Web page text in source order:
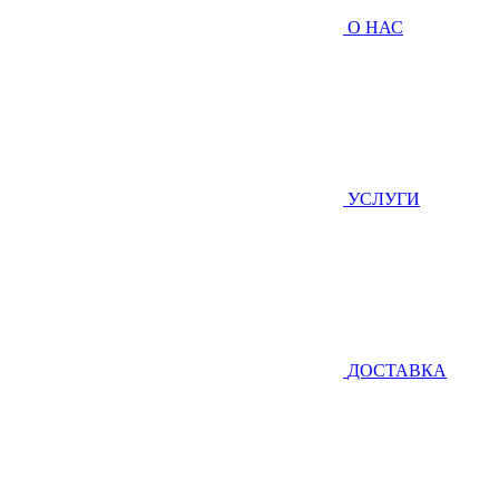
О НАС
УСЛУГИ
ДОСТАВКА